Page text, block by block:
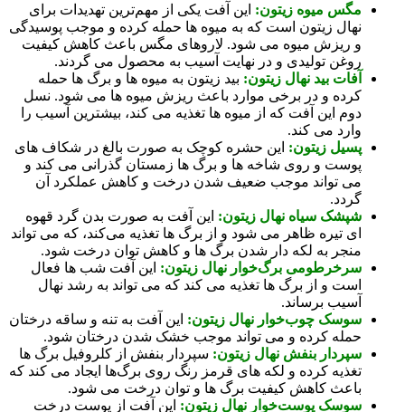
مگس میوه زیتون: این آفت یکی از مهم‌ترین تهدیدات برای
نهال زیتون است که به میوه‌ ها حمله کرده و موجب پوسیدگی
و ریزش میوه می‌ شود. لاروهای مگس باعث کاهش کیفیت
روغن تولیدی و در نهایت آسیب به محصول می‌ گردند.
آفات بید نهال زیتون: بید زیتون به میوه‌ ها و برگ‌ ها حمله
کرده و در برخی موارد باعث ریزش میوه‌ ها می‌ شود. نسل
دوم این آفت که از میوه ها تغذیه می‌ کند، بیشترین آسیب را
وارد می‌ کند.
پسیل زیتون: این حشره کوچک به صورت بالغ در شکاف‌ های
پوست و روی شاخه‌ ها و برگ‌ ها زمستان‌ گذرانی می‌ کند و
می‌ تواند موجب ضعیف شدن درخت و کاهش عملکرد آن
گردد.
شپشک سیاه نهال زیتون: این آفت به صورت بدن گرد قهوه‌
ای تیره ظاهر می‌ شود و از برگ‌ ها تغذیه می‌کند، که می‌ تواند
منجر به لکه‌ دار شدن برگ‌ ها و کاهش توان درخت شود.
سرخرطومی برگ‌خوار نهال زیتون: این آفت شب‌ ها فعال
است و از برگ‌ ها تغذیه می‌ کند که می‌ تواند به رشد نهال
آسیب برساند.
سوسک چوب‌خوار نهال زیتون: این آفت به تنه و ساقه درختان
حمله کرده و می‌ تواند موجب خشک شدن درختان شود.
سپردار بنفش نهال زیتون: سپردار بنفش از کلروفیل برگ‌ ها
تغذیه کرده و لکه‌ های قرمز رنگ روی برگ‌ها ایجاد می‌ کند که
باعث کاهش کیفیت برگ‌ ها و توان درخت می‌ شود.
سوسک پوست‌خوار نهال زیتون: این آفت از پوست درخت